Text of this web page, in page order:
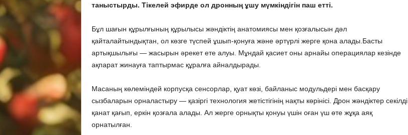
таныстырды. Тікелей эфирде ол дронның ұшу мүмкіндігін паш етті.
Бұл шағын құрылғының құрылысы жәндіктің анатомиясы мен қозғалысын дәл
қайталайтындықтан, ол көзге түспей ұшып-қонуға және әртүрлі жерге қона алады.Басты
артықшылығы — жасырын әрекет ете алуы. Мұндай қасиет оны арнайы операциялар кезінде
ақпарат жинауға таптырмас құралға айналдырады.
Масаның көлеміндей корпусқа сенсорлар, қуат көзі, байланыс модульдері мен басқару
сызбаларын орналастыру — қазіргі технология жетістігінің нақты көрінісі. Дрон жәндіктер секілді
қанат қағып, еркін қозғала алады. Ал жерге орнықты қонуы үшін оған үш өте жұқа аяқ
орнатылған.